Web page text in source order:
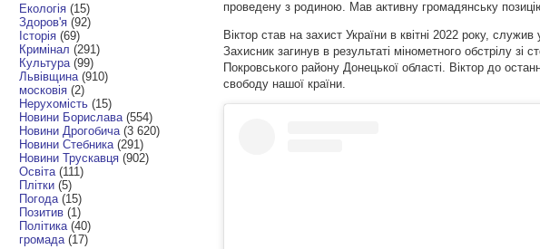
Екологія (15)
Здоров'я (92)
Історія (69)
Кримінал (291)
Культура (99)
Львівщина (910)
московія (2)
Нерухомість (15)
Новини Борислава (554)
Новини Дрогобича (3 620)
Новини Стебника (291)
Новини Трускавця (902)
Освіта (111)
Плітки (5)
Погода (15)
Позитив (1)
Політика (40)
громада (17)
проведену з родиною. Мав активну громадянську
Віктор став на захист України в квітні 2022 року,
Захисник загинув в результаті мінометного обстрілу
Покровського району Донецької області. Віктор до
свободу нашої країни.